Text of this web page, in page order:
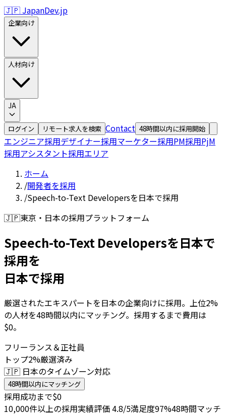
🇯🇵 JapanDev.jp
企業向け
人材向け
JA
ログイン リモート求人を検索 Contact 48時間以内に採用開始
エンジニア採用デザイナー採用マーケター採用PM採用PjM
採用アシスタント採用エリア
ホーム
/開発者を採用
/Speech-to-Text Developersを日本で採用
🇯🇵東京・日本の採用プラットフォーム
Speech-to-Text Developersを日本で
採用を
日本で採用
厳選されたエキスパートを日本の企業向けに採用。上位2%
の人材を48時間以内にマッチング。採用するまで費用は
$0。
フリーランス＆正社員
トップ2%厳選済み
🇯🇵 日本のタイムゾーン対応
48時間以内にマッチング
採用成功まで$0
10,000件以上の採用実績評価 4.8/5満足度97%48時間マッチ